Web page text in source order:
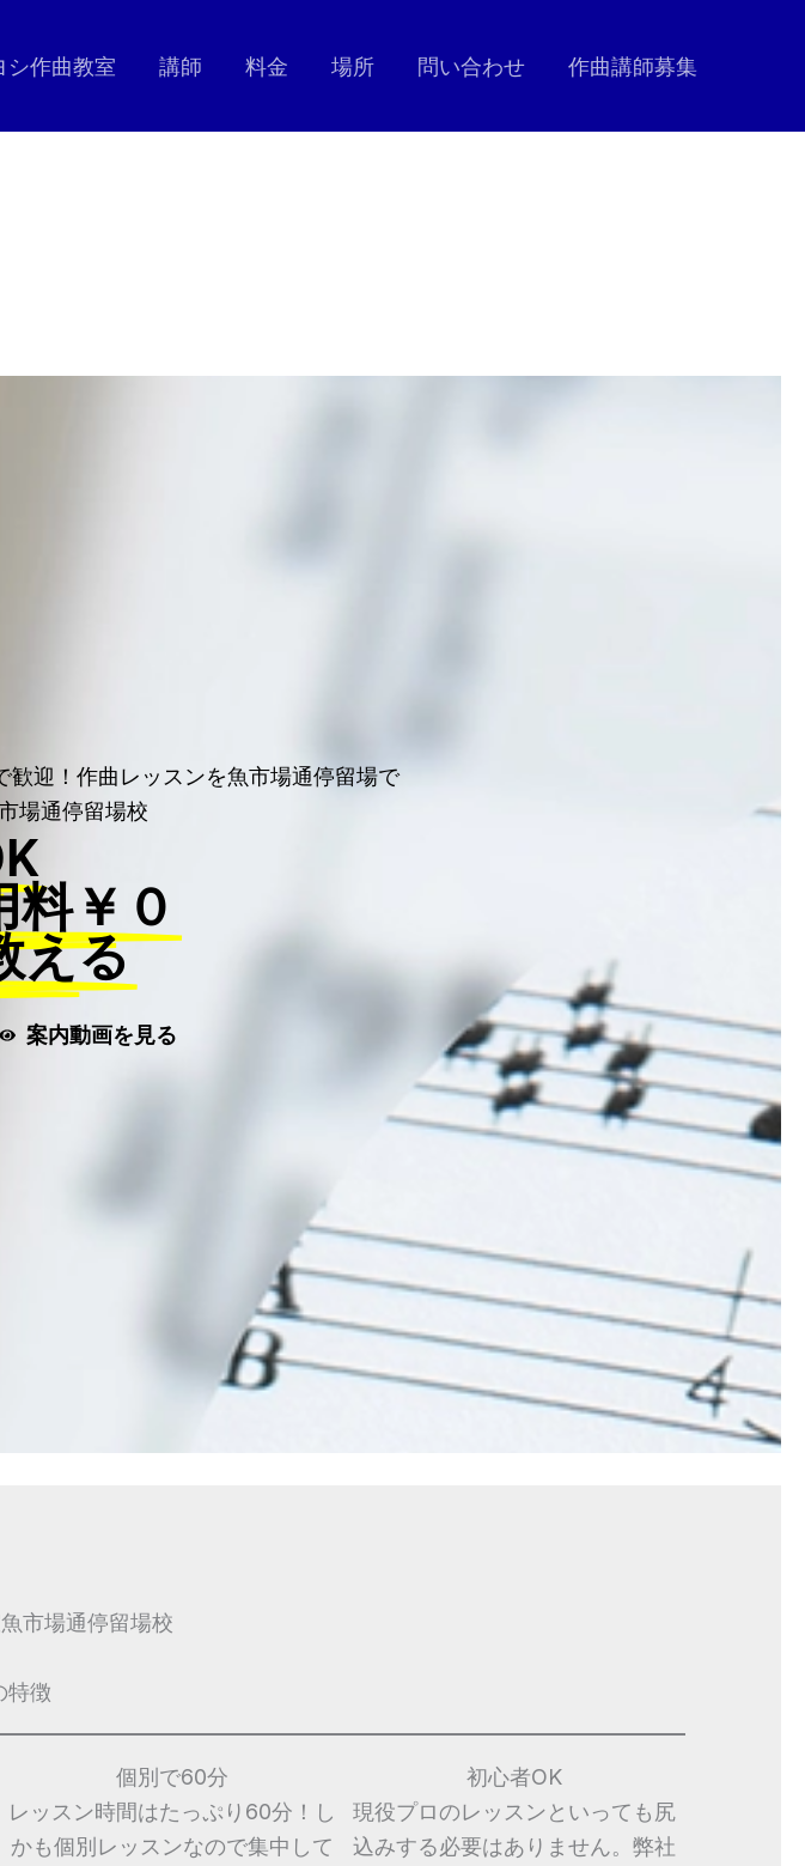
シ作曲教室 講師 料金 場所 問い合わせ 作曲講師募集
歓迎！作曲レッスンを魚市場通停留場で
場通停留場校
料￥０
える
案内動画を見る
市場通停留場校
特徴
個別で60分
レッスン時間はたっぷり60分！し
かも個別レッスンなので集中して
初心者OK
現役プロのレッスンといっても尻
込みする必要はありません。弊社